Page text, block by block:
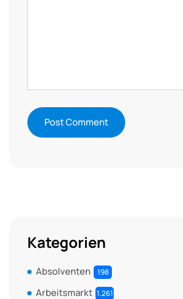
Kategorien
Absolventen 198
Arbeitsmarkt 1.261